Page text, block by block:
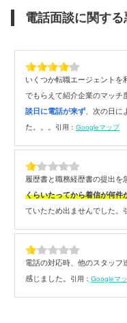
電話面談に関する
いくつか転職エージェントを
でもらえて紹介企業のマッチ
談日に電話が来ず 、次の日
た。。。
引用： Googleマップ
履歴書と職務経歴書の提出を
くらいたってから着信が何件
ていたため出ませんでした。
電話の対応時、他のスタッフ
感じました。
引用： Googleマ